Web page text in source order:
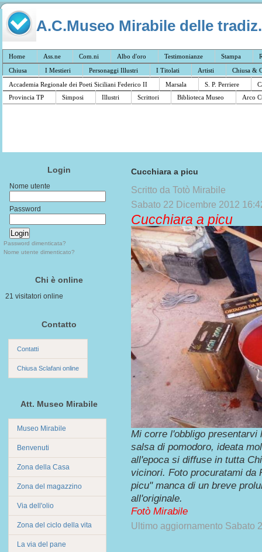
A.C.Museo Mirabile delle
Home Ass.ne Com.ni Albo d'oro Testimonianze Stampa
Chiusa
I Mestieri Personaggi Illustri I Titolati Artisti
Chiusa &
Accademia Regionale dei Poeti Siciliani Federico II
Marsala S. P. Perriere
Provincia TP
Simposi Illustri Scrittori Biblioteca Museo Arco
Login
Nome utente
Password
Password dimenticata?
Nome utente dimenticato?
Chi è online
21 visitatori online
Contatto
Contatti
Chiusa Sclafani online
Att. Museo Mirabile
Museo Mirabile
Benvenuti
Zona della Casa
Zona del magazzino
Via dell'olio
Zona del ciclo della vita
La via del pane
Cucchiara a picu
Scritto da Totò Mirabile
Sabato 22 Dicembre 2012
Cucchiara a picu
Mi corre l'obbligo
salsa di pomodoro, ideata
all'epoca si diffuse in tutta
vicinori. Foto procuratami da
picu" manca di un breve
all'originale.
Fotò Mirabile
Ultimo aggiornamento Sabato